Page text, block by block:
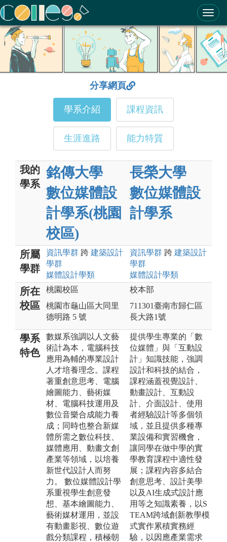
ColleGo! 大學選才與高中育才輔助系統
分享網頁
學系介紹 課程資訊
生涯進路 能力特質
我的
學系
銘傳大學
數位媒體設
計學系(桃園
校區)
長榮大學
數位媒體設
計學系
所屬
學群
資訊學群 跨 建築設計
學群
媒體設計學類
資訊學群 跨 建築設計
學群
媒體設計學類
所在
校區
桃園校區
桃園市龜山區大同里
德明路 5 號
校本部
711301臺南市歸仁區
長大路1號
學系
特色
數媒系強調以人文藝
術計為本，電腦科技
應用為輔的專業設計
人才培養理念。課程
著重創意思考、電腦
繪圖能力、藝術媒
材、電腦科技運用及
數位音樂合成能力養
成；同時也整合新媒
體所需之數位科技、
媒體應用、動畫文創
產業等領域，以培養
新世代設計人而努
力。 數位媒體設計學
系重視學生創意發
想、基本繪圖能力、
藝術媒材運用，並設
有動畫影視、數位遊
戲分類課程，積極朝
提供學生專業的「數
位媒體」與「互動設
計」知識技能，強調
設計和科技的結合，
課程涵蓋視覺設計、
動畫設計、互動設
計、介面設計、使用
者經驗設計等多個領
域，並且提供多種專
業設備和實習機會，
讓同學在做中學的實
學教育課程中適性發
展；課程內容多結合
創意思考、設計美學
以及AI生成式設計應
用等之知識素養，以S
TEAM跨域創新教學模
式實作累積實務經
驗，以因應產業需求